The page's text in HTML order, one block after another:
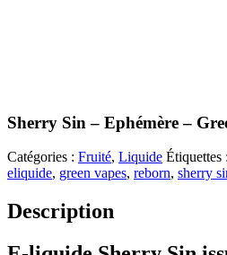
Sherry Sin – Ephémère –
Catégories : Fruité, Liquide Étiquettes :
eliquide, green vapes, reborn, sherry
Description